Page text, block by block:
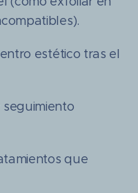
estético tras el
que